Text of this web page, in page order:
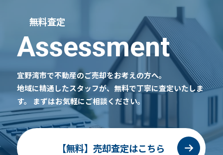
無料査定
Assessment
宜野湾市で不動産のご売却をお考えの方へ。
地域に精通したスタッフが、無料で丁寧に査定いたしま
す。
まずはお気軽にご相談ください。
【無料】売却査定はこちら